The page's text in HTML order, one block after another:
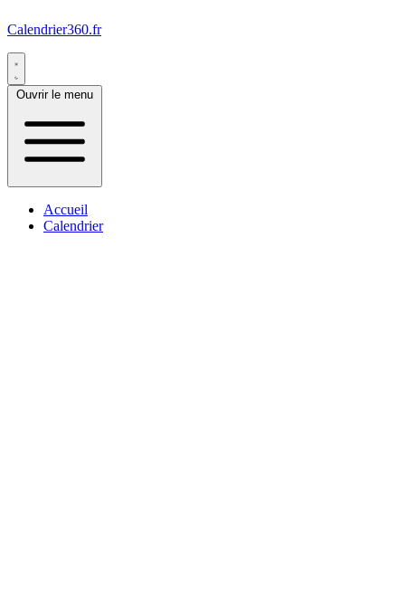
Calendrier360.fr
Ouvrir le menu
Accueil
Calendrier